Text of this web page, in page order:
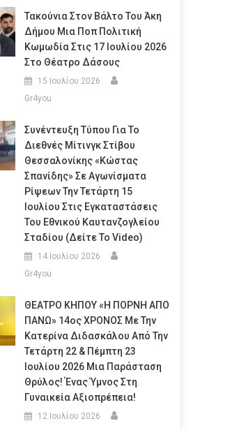
Τακούνια Στον Βάλτο Του Άκη
Δήμου Μια Ποπ Πολιτική
Κωμωδία Στις 17 Ιουλίου 2026
Στο Θέατρο Δάσους
15 Ιουλίου 2026
Gr4you
Συνέντευξη Τύπου Για Το
Διεθνές Μίτινγκ Στίβου
Θεσσαλονίκης «Κώστας
Σπανίδης» Σε Αγωνίσματα
Ρίψεων Την Τετάρτη 15
Ιουλίου Στις Εγκαταστάσεις
Του Εθνικού Καυτανζογλείου
Σταδίου (Δείτε Το Video)
14 Ιουλίου 2026
Gr4you
ΘΕΑΤΡΟ ΚΗΠΟΥ «Η ΠΟΡΝΗ ΑΠΟ
ΠΑΝΩ» 14ος ΧΡΟΝΟΣ Με Την
Κατερίνα Διδασκάλου Από Την
Τετάρτη 22 & Πέμπτη 23
Ιουλίου 2026 Μια Παράσταση
Θρύλος! Ένας Ύμνος Στη
Γυναικεία Αξιοπρέπεια!
12 Ιουλίου 2026